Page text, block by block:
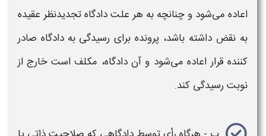
اعاده می‌شود و چنانچه به هر علت دادگاه تجدیدنظر عقیده
به نقض داشته باشد، پرونده برای رسیدگی به دادگاه صادر
کننده قرار اعاده می‌شود و آن دادگاه، مکلف است خارج از
نوبت رسیدگی کند.